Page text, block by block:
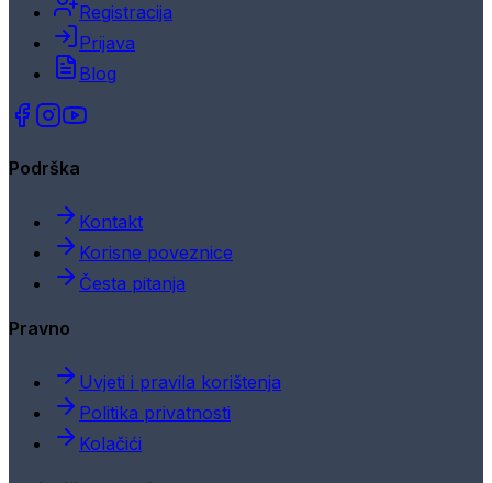
Registracija
Prijava
Blog
Podrška
Kontakt
Korisne poveznice
Česta pitanja
Pravno
Uvjeti i pravila korištenja
Politika privatnosti
Kolačići